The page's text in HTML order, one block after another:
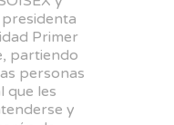
Primer
partiendo
personas
que les
y